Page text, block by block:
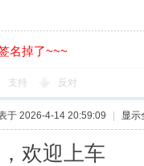
名掉了~~~
支持 反对
于 2026-4-14 20:59:09 显示
欢迎上车